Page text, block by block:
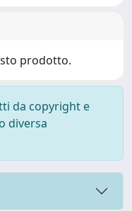
prodotto.
da copyright e
diversa